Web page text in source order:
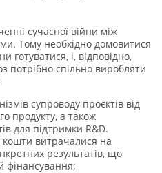
сучасної війни між
Тому необхідно домовитися
готуватися, і, відповідно,
потрібно спільно виробляти
супроводу проєктів від
продукту, а також
для підтримки R&D.
кошти витрачалися на
результатів, що
фінансування;